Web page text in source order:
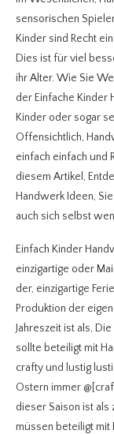
sensorischen
Kinder sind Recht
Dies ist für viel
ihr Alter. Wie Sie
der Einfache Kinder
Kinder oder sogar
Offensichtlich,
einfach einfach und
diesem Artikel,
Handwerk Ideen,
auch sich selbst
Einfach Kinder
einzigartige oder
der, einzigartige
Produktion der
Jahreszeit ist als,
sollte beteiligt mit
crafty und lustig
Ostern immer
dieser Saison ist als
müssen beteiligt mit